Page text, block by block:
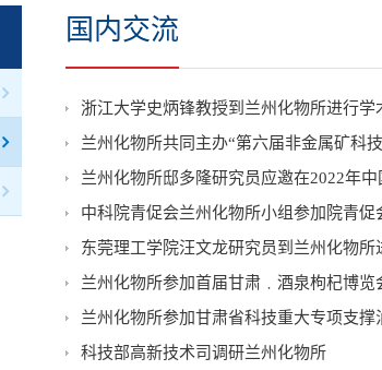
国内交流
浙江大学史炳锋教授到兰州化物所进行学
兰州化物所共同主办“第六届非金属矿科
兰州化物所邸多隆研究员应邀在2022年
中科院青促会兰州化物所小组参加院青
东莞理工学院汪文龙研究员到兰州化物所
兰州化物所参加首届甘肃﹒酒泉枸杞博览
兰州化物所参加甘肃省科技重大专项支撑
科技部高新技术司调研兰州化物所